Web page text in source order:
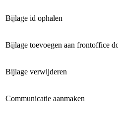
Bijlage id ophalen
Bijlage toevoegen aan frontoffice
Bijlage verwijderen
Communicatie aanmaken